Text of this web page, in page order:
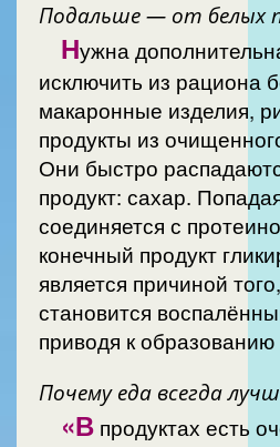
Подальше — от белых
Нужна
исключить из рациона
макаронные изделия,
продукты из
Они быстро
продукт: сахар.
соединяется с
конечный продукт
является причиной
становится
приводя к
Почему еда всегда
«В продуктах есть